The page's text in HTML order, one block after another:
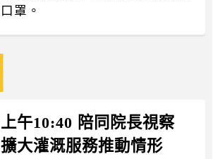
口罩。
上午10:40 陪同院長視察
擴大灌溉服務推動情形